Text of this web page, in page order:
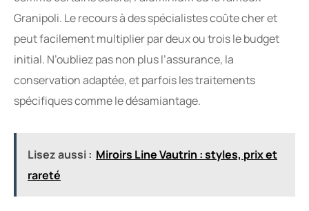
Granipoli. Le recours à des spécialistes coûte cher et
peut facilement multiplier par deux ou trois le budget
initial. N’oubliez pas non plus l’assurance, la
conservation adaptée, et parfois les traitements
spécifiques comme le désamiantage.
Lisez aussi : Miroirs Line Vautrin : styles, prix et
rareté